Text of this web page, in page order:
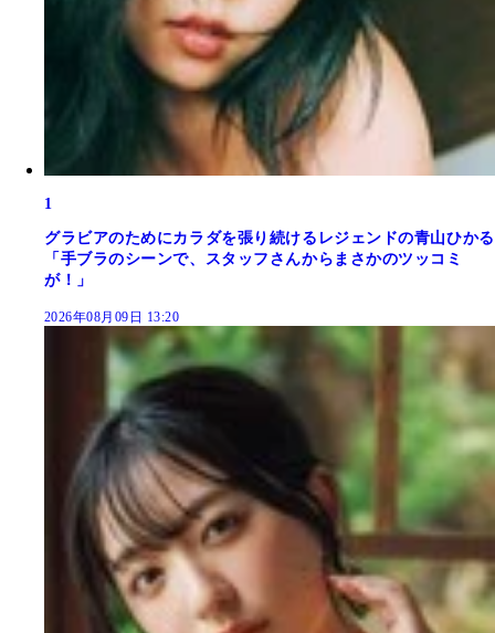
1
グラビアのためにカラダを張り続けるレジェンドの青山ひかる
「手ブラのシーンで、スタッフさんからまさかのツッコミ
が！」
2026年08月09日 13:20